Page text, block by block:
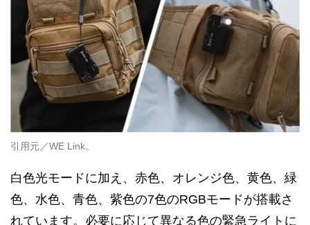
引用元／WE Link。
白色光モードに加え、赤色、オレンジ色、黄色、緑
色、水色、青色、紫色の7色のRGBモードが搭載さ
れています。必要に応じて異なる色の緊急ライトに